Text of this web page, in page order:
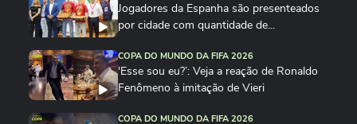
Jogadores da Espanha são presenteados
por cidade com quantidade de...
COPA DO MUNDO DA FIFA 2026
'Esse sou eu?’: Veja a reação de Ronaldo
Fenômeno à imitação de Vieri
COPA DO MUNDO DA FIFA 2026